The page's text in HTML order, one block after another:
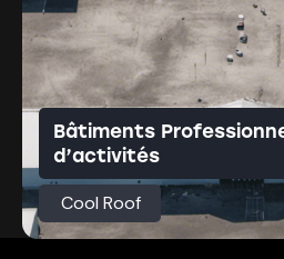
Bâtiments
d’activités
Cool Roof